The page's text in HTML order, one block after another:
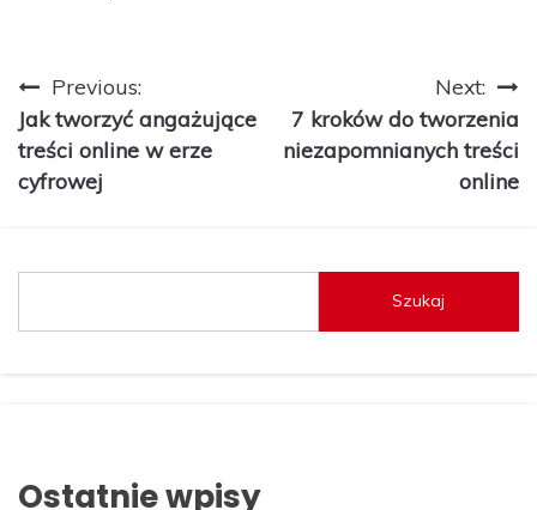
Nawigacja
wpisu
Previous:
Jak tworzyć angażujące
treści online w erze
cyfrowej
Next:
7 kroków do tworzenia
niezapomnianych treści
online
Szukaj
Ostatnie wpisy